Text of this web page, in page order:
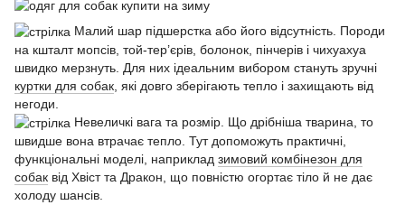
Малий шар підшерстка або його відсутність. Породи
на кшталт мопсів, той-тер’єрів, болонок, пінчерів і чихуахуа
швидко мерзнуть. Для них ідеальним вибором стануть зручні
куртки для собак , які довго зберігають тепло і захищають від
негоди.
Невеличкі вага та розмір. Що дрібніша тварина, то
швидше вона втрачає тепло. Тут допоможуть практичні,
функціональні моделі, наприклад зимовий комбінезон для
собак від Хвіст та Дракон, що повністю огортає тіло й не дає
холоду шансів.